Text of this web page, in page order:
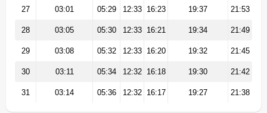
27 03:01 05:29 12:33 16:23 19:37 21:53
28 03:05 05:30 12:33 16:21 19:34 21:49
29 03:08 05:32 12:33 16:20 19:32 21:45
30 03:11 05:34 12:32 16:18 19:30 21:42
31 03:14 05:36 12:32 16:17 19:27 21:38